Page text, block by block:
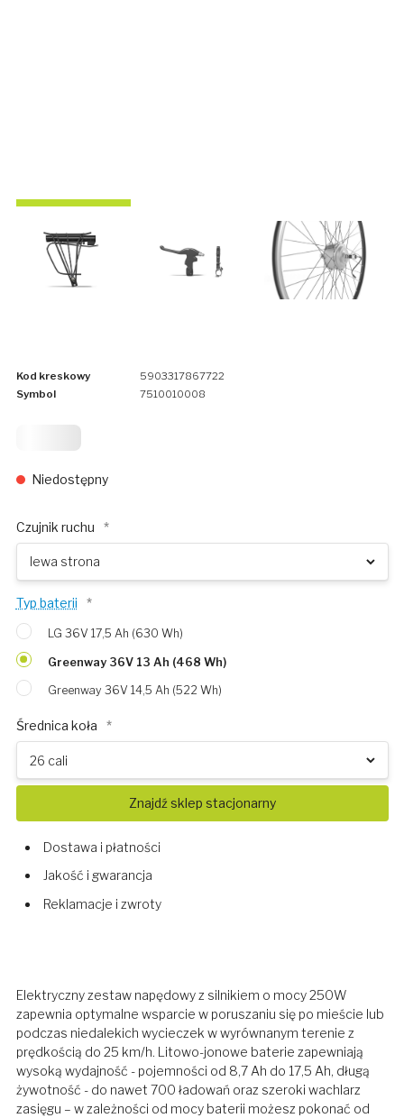
Kod kreskowy
5903317867722
Symbol
7510010008
Niedostępny
Czujnik ruchu *
Typ baterii *
LG 36V 17,5 Ah (630 Wh)
Greenway 36V 13 Ah (468 Wh)
Greenway 36V 14,5 Ah (522 Wh)
Średnica koła *
Znajdź sklep stacjonarny
Dostawa i płatności
Jakość i gwarancja
Reklamacje i zwroty
Elektryczny zestaw napędowy z silnikiem o mocy 250W
zapewnia optymalne wsparcie w poruszaniu się po mieście lub
podczas niedalekich wycieczek w wyrównanym terenie z
prędkością do 25 km/h. Litowo-jonowe baterie zapewniają
wysoką wydajność - pojemności od 8,7 Ah do 17,5 Ah, długą
żywotność - do nawet 700 ładowań oraz szeroki wachlarz
zasięgu – w zależności od mocy baterii możesz pokonać od